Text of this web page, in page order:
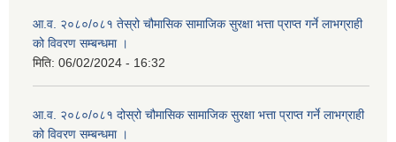
आ.व. २०८०/०८१ तेस्रो चौमासिक सामाजिक सुरक्षा भत्ता प्राप्त गर्ने लाभग्राही
को विवरण सम्बन्धमा ।
मिति: 06/02/2024 - 16:32
आ.व. २०८०/०८१ दोस्रो चौमासिक सामाजिक सुरक्षा भत्ता प्राप्त गर्ने लाभग्राही
को विवरण सम्बन्धमा ।